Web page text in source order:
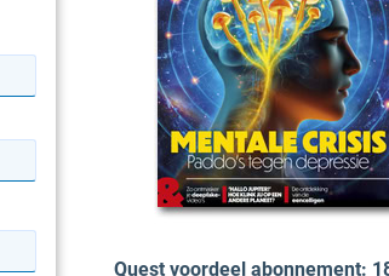
Quest voordeel abonnement: